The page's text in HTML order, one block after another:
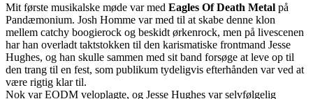
Mit første musikalske møde var med Eagles Of Death Metal på
Pandæmonium. Josh Homme var med til at skabe denne klon
mellem catchy boogierock og beskidt ørkenrock, men på livescenen
har han overladt taktstokken til den karismatiske frontmand Jesse
Hughes, og han skulle sammen med sit band forsøge at leve op til
den trang til en fest, som publikum tydeligvis efterhånden var ved at
være rigtig klar til.
Nok var EODM veloplagte, og Jesse Hughes var selvfølgelig